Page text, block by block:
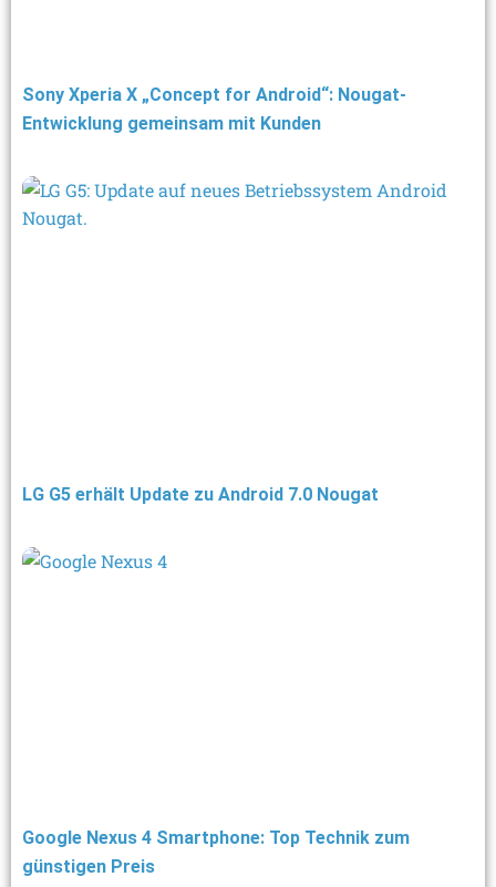
Sony Xperia X „Concept for Android“: Nougat-
Entwicklung gemeinsam mit Kunden
LG G5 erhält Update zu Android 7.0 Nougat
Google Nexus 4 Smartphone: Top Technik zum
günstigen Preis